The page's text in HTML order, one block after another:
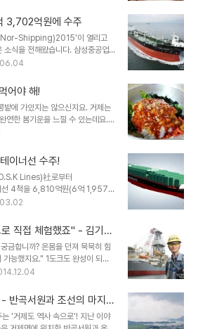
하나 사원, 정한길 사원 Q. 안녕
: 안녕하세요, 공무팀 신입사원 이
계, 중장비, 가스, 전기, 건물 등 모
는 운영 및 기획 업무를 담당하고
호기심을 가져라)을 실천하며 항
3,702억원에 수주
(Nor-Shipping)2015'이 열리고
소식을 전해왔습니다. 삼성중공업
와 셔틀탱커(Shuttle Tanker) 3
한 15만DWT급 셔틀탱커 이 선
5,000 DWT급 셔틀탱커이며
도 후에는 캐나다 동부 해상 유전
해상 유전에서 생산한 원유를 선적
역할을 하는 유조선입니다. 유럽의
어야 해!
밭에 가있지는 않으신지요. 거제는
연한 봄기운을 느낄 수 있는데요.
다면 지금 바로 배낭을 둘러메고
색있는 음식을 맛보는 것인데요.
맛기행을 준비해봤습니다. 거제
럼 지금부터 시작합니다~군침주
볼 거제의 맛은 바로 '멍게비빔밥'
. 멍게비빔밥은 따근한 밥에 멍게
이너선 수주!
Lines)社로부터
4척을 6,810억원(6억 1,957만
테이너선 수주 기록을 경신했습니
이너선 조감도 삼성중공업은 지
(Scorpio)社로부터 19,200TEU급
크기 컨테이너선 수주 기록을 수립
테이너선은 길이 400m, 폭
축구장 4개 넓이에 해당하는
직접 체험했죠" - 김기탁
금합니까? 온몸을 던져 묵묵히 힘
능했지요." 1도크도 완성이 되지
선소로 부푼 꿈을 안고 찾아왔던
을 위해 매순간 고민하고 시도한다
성중공업의 지난 날을 되돌아봤습
터 거제조선소와 인연을 맺었습니
반곡서원과 조선의 마지막
'거제도 역사 속으로'! 지난 이야